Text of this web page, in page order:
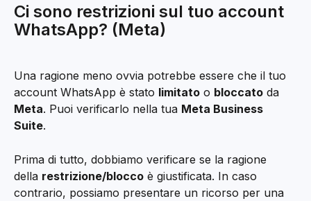
Ci sono restrizioni sul tuo account
WhatsApp? (Meta)
Una ragione meno ovvia potrebbe essere che il tuo
account WhatsApp è stato limitato o bloccato da
Meta. Puoi verificarlo nella tua Meta Business
Suite.
Prima di tutto, dobbiamo verificare se la ragione
della restrizione/blocco è giustificata. In caso
contrario, possiamo presentare un ricorso per una